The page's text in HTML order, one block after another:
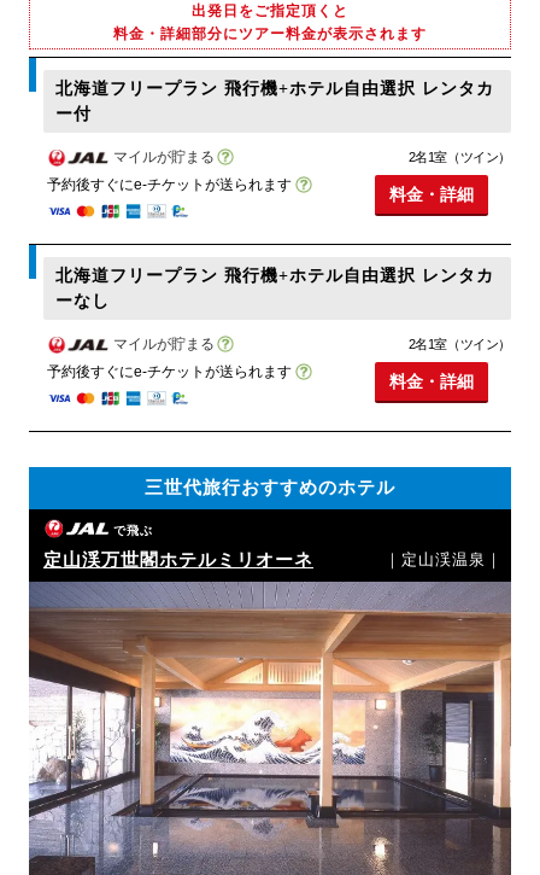
出発日をご指定頂くと
料金・詳細部分にツアー料金が表示されます
北海道フリープラン 飛行機+ホテル自由選択 レンタカ
ー付
マイルが貯まる
予約後すぐにe-チケットが送られます
2名1室（ツイン）
料金・詳細
北海道フリープラン 飛行機+ホテル自由選択 レンタカ
ーなし
マイルが貯まる
予約後すぐにe-チケットが送られます
2名1室（ツイン）
料金・詳細
三世代旅行おすすめのホテル
で飛ぶ
定山渓万世閣ホテルミリオーネ ｜定山渓温泉｜